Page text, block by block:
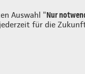
Auswahl "Nur
für die